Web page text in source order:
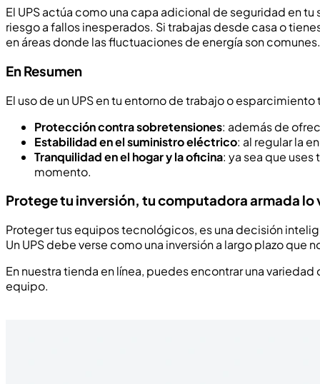
El UPS actúa como una capa adicional de seguridad en
riesgo a fallos inesperados. Si trabajas desde casa o
en áreas donde las fluctuaciones de energía son comunes.
En Resumen
El uso de un UPS en tu entorno de trabajo o
Protección contra sobretensiones: además de
Estabilidad en el suministro eléctrico: al regular la
Tranquilidad en el hogar y la oficina: ya sea que
momento.
Protege tu inversión, tu computadora armada lo
Proteger tus equipos tecnológicos, es una decisión
Un UPS debe verse como una inversión a largo plazo
En nuestra tienda en línea, puedes encontrar una variedad
equipo.